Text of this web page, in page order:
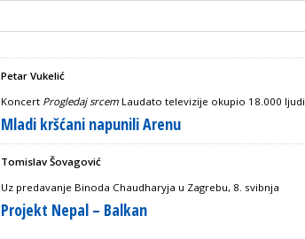
Petar Vukelić
Koncert Progledaj srcem Laudato televizije okupio 18.000 ljudi
Mladi kršćani napunili Arenu
Tomislav Šovagović
Uz predavanje Binoda Chaudharyja u Zagrebu, 8. svibnja
Projekt Nepal – Balkan